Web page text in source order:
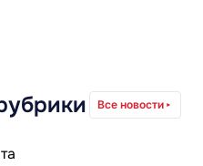
Все новости